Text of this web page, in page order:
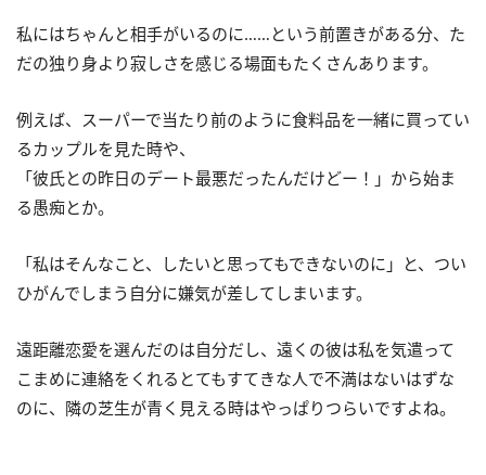
私にはちゃんと相手がいるのに……という前置きがある分、た
だの独り身より寂しさを感じる場面もたくさんあります。
例えば、スーパーで当たり前のように食料品を一緒に買ってい
るカップルを見た時や、
「彼氏との昨日のデート最悪だったんだけどー！」から始ま
る愚痴とか。
「私はそんなこと、したいと思ってもできないのに」と、つい
ひがんでしまう自分に嫌気が差してしまいます。
遠距離恋愛を選んだのは自分だし、遠くの彼は私を気遣って
こまめに連絡をくれるとてもすてきな人で不満はないはずな
のに、隣の芝生が青く見える時はやっぱりつらいですよね。